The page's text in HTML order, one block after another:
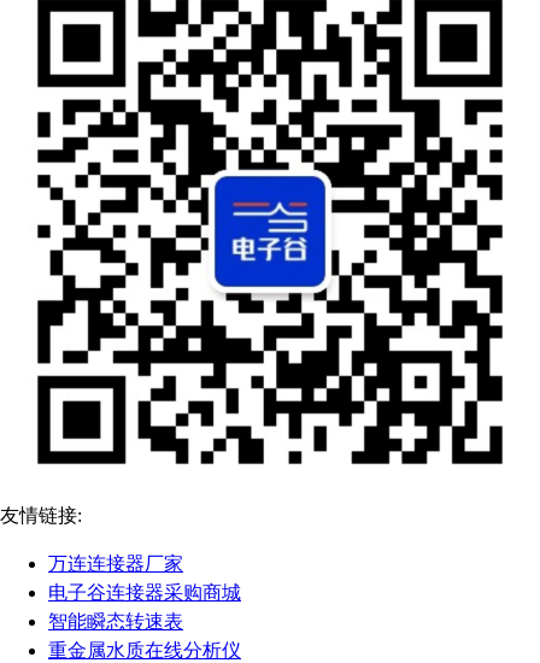
友情链接:
万连连接器厂家
电子谷连接器采购商城
智能瞬态转速表
重金属水质在线分析仪